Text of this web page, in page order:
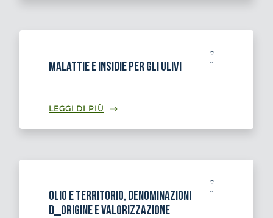
Malattie e insidie per gli ulivi
LEGGI DI PIÙ
Olio e territorio, denominazioni
d_origine e valorizzazione